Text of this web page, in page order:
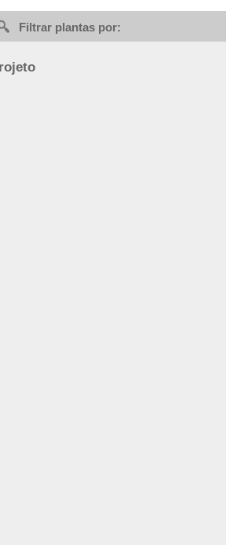
Filtrar plantas por: